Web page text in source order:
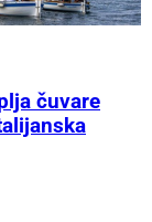
čuvare